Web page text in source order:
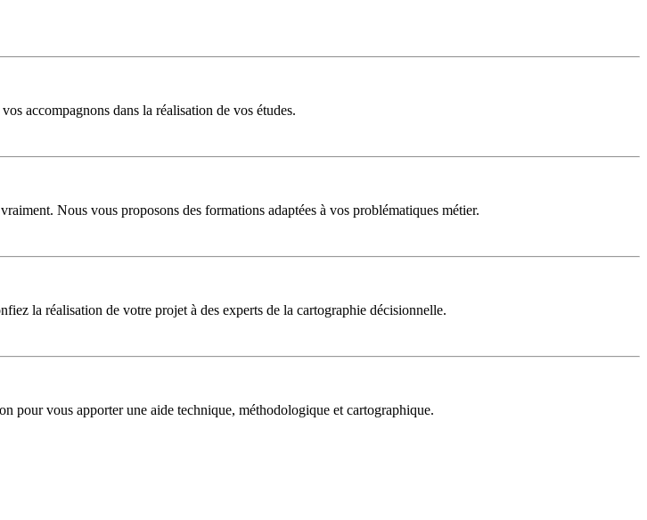
accompagnons dans la réalisation de vos études.
Nous vous proposons des formations adaptées à vos problématiques métier.
la réalisation de votre projet à des experts de la cartographie décisionnelle.
pour vous apporter une aide technique, méthodologique et cartographique.